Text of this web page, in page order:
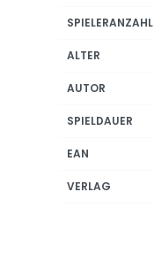
SPIELERANZAHL
ALTER
AUTOR
SPIELDAUER
EAN
VERLAG